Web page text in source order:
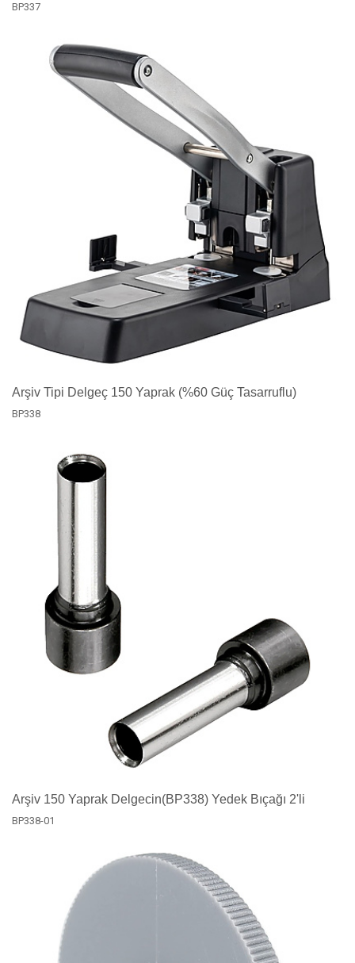
BP337
Arşiv Tipi Delgeç 150 Yaprak (%60 Güç Tasarruflu)
BP338
Arşiv 150 Yaprak Delgecin(BP338) Yedek Bıçağı 2'li
BP338-01